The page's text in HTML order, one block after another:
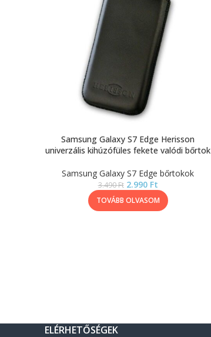
Samsung Galaxy S7 Edge Herisson
univerzális kihúzófüles fekete valódi bőrtok
Samsung Galaxy S7 Edge bőrtokok
3.490Ft 2.990 Ft
TOVÁBB OLVASOM
ELÉRHETŐSÉGEK